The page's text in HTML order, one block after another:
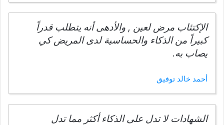
الإكتئاب مرض لعين , والأدهى أنه يتطلب قدراً
كبيراً من الذكاء والحساسية لدى المريض كي
يصاب به.
أحمد خالد توفيق
الشهادات لا تدل على الذكاء أكثر مما تدل